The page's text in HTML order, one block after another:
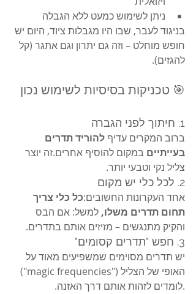
ניתן לשימוש כמעט ללא הגבלה
בניגוד לעבר, שבו היו מגבלות ציוד, היום יש
חופש מוחלט – וזה גם יתרון וגם אתגר (קל
להגזים).
🎯 טכניקות בסיסיות לשימוש נכון
1. חיתוך לפני הגברה
ברוב המקרים עדיף להוריד תדרים
בעייתיים במקום להוסיף אחרים.זה יוצר
צליל נקי וטבעי יותר.
2. לכל כלי יש מקום
אחד העקרונות החשובים:כל כלי צריך
תחום תדרים משלו, למשל: אם הבס
והקיק מתנגשים – מזיזים אותם בתדרים.
3. חפש "תדרים קסומים"
יש תדרים מסוימים שמשפיעים מאוד על
האופי של הצליל ("magic frequencies")
.לומדים לזהות אותם דרך האזנה.